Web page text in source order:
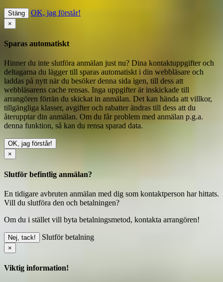
Stäng OK, jag förstår!
×
Sparas automatiskt
Hinner du inte slutföra anmälan just nu? Dina kontaktuppgifter och
deltagarna du lägger till sparas automatiskt i din webbläsare och
laddas på nytt när du besöker denna sida igen, till dess att
webbläsarens cache rensas. Inga uppgifter är inskickade till
arrangören förrän du skickat in anmälan. Det kan hända att villkor,
tillgängliga klasser, avgifter och rabatter ändras till dess att du
återupptar din anmälan. Om du får problem med anmälan p.g.a.
denna funktion, så kan du rensa sparad data.
OK, jag förstår!
×
Slutför befintlig anmälan?
En tidigare avbruten anmälan med dig som kontaktperson har hittats.
Vill du slutföra den och betalningen?
Om du i stället vill byta betalningsmetod, kontakta arrangören!
Nej, tack! Slutför betalning
×
Viktig information!